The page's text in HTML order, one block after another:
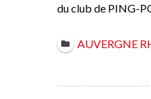
du club de PING-
AUVERGNE